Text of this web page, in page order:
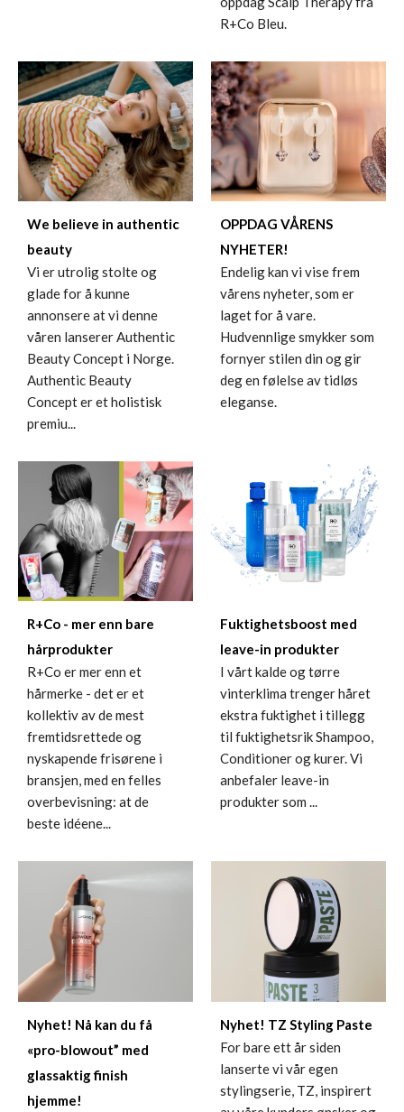
R+Co Bleu.
We believe in authentic
beauty
Vi er utrolig stolte og
glade for å kunne
annonsere at vi denne
våren lanserer Authentic
Beauty Concept i Norge.
Authentic Beauty
Concept er et holistisk
premiu...
OPPDAG VÅRENS
NYHETER!
Endelig kan vi vise frem
vårens nyheter, som er
laget for å vare.
Hudvennlige smykker som
fornyer stilen din og gir
deg en følelse av tidløs
eleganse.
R+Co - mer enn bare
hårprodukter
R+Co er mer enn et
hårmerke - det er et
kollektiv av de mest
fremtidsrettede og
nyskapende frisørene i
bransjen, med en felles
overbevisning: at de
beste idéene...
Fuktighetsboost med
leave-in produkter
I vårt kalde og tørre
vinterklima trenger håret
ekstra fuktighet i tillegg
til fuktighetsrik Shampoo,
Conditioner og kurer. Vi
anbefaler leave-in
produkter som ...
Nyhet! Nå kan du få
«pro-blowout” med
glassaktig finish
hjemme!
Nyhet! TZ Styling Paste
For bare ett år siden
lanserte vi vår egen
stylingserie, TZ, inspirert